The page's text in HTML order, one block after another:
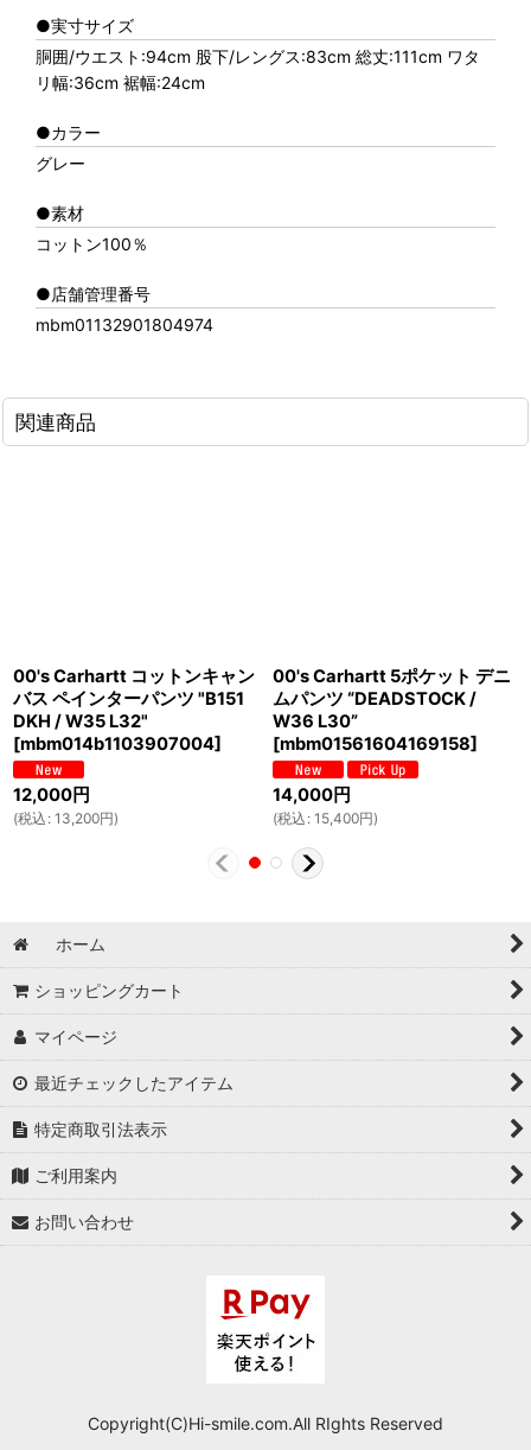
●実寸サイズ
胴囲/ウエスト:94cm 股下/レングス:83cm 総丈:111cm ワタ
リ幅:36cm 裾幅:24cm
●カラー
グレー
●素材
コットン100％
●店舗管理番号
mbm01132901804974
関連商品
00's Carhartt コットンキャン
バス ペインターパンツ "B151
DKH / W35 L32"
[mbm014b1103907004]
12,000円
(税込 : 13,200円)
00's Carhartt 5ポケット デニ
ムパンツ “DEADSTOCK /
W36 L30”
[mbm01561604169158]
14,000円
(税込 : 15,400円)
ホーム
ショッピングカート
マイページ
最近チェックしたアイテム
特定商取引法表示
ご利用案内
お問い合わせ
Copyright(C)Hi-smile.com.All RIghts Reserved